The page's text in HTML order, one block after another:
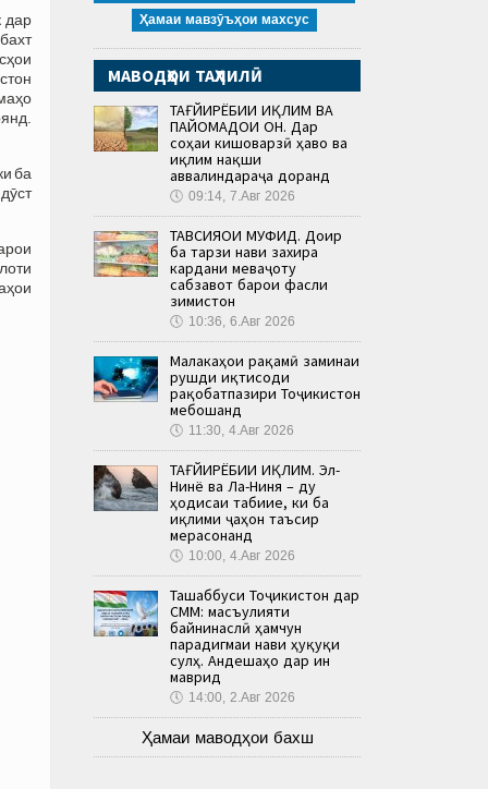
дар
ба
Ҳамаи мавзӯъҳои махсус
МАВОДҲОИ ТАҲЛИЛӢ
ТАҒЙИРЁБИИ ИҚЛИМ ВА
ПАЙОМАДҲОИ ОН. Дар
соҳаи кишоварзӣ ҳаво ва
иқлим нақши
аввалиндараҷа доранд
🕔 09:14, 7.Авг 2026
ТАВСИЯҲОИ МУФИД. Доир
ба тарзи нави захира
кардани меваҷоту
сабзавот барои фасли
зимистон
🕔 10:36, 6.Авг 2026
Малакаҳои рақамӣ заминаи
рушди иқтисоди
рақобатпазири Тоҷикистон
мебошанд
🕔 11:30, 4.Авг 2026
ТАҒЙИРЁБИИ ИҚЛИМ. Эл-
Нинё ва Ла-Ниня – ду
ҳодисаи табиие, ки ба
иқлими ҷаҳон таъсир
мерасонанд
🕔 10:00, 4.Авг 2026
Ташаббуси Тоҷикистон дар
СММ: масъулияти
байнинаслӣ ҳамчун
парадигмаи нави ҳуқуқи
сулҳ. Андешаҳо дар ин
маврид
🕔 14:00, 2.Авг 2026
Ҳамаи маводҳои бахш